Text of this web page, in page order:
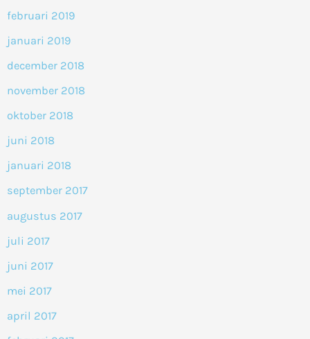
februari 2019
januari 2019
december 2018
november 2018
oktober 2018
juni 2018
januari 2018
september 2017
augustus 2017
juli 2017
juni 2017
mei 2017
april 2017